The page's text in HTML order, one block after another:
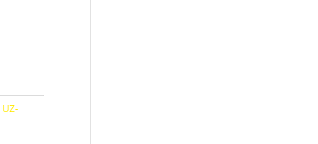
UZ-